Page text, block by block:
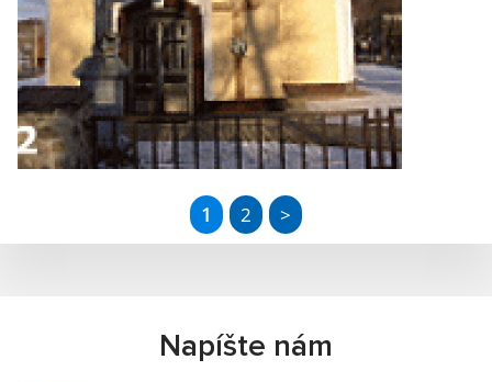
1 2 >
Napíšte nám